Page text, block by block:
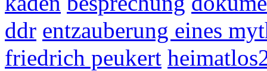
ddr entzauberung eines
friedrich peukert